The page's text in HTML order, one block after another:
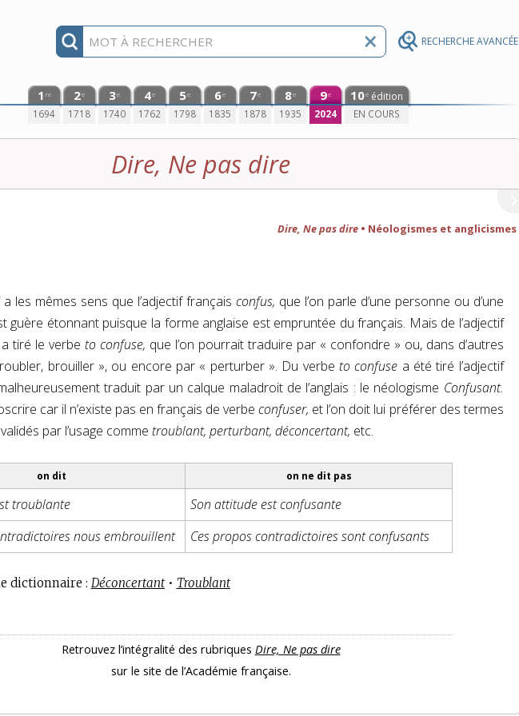
RECHERCHE AVANCÉE
1 re
1694
2e
1718
3e
1740
4e
1762
5e
1798
6e
1835
7e
1878
8e
1935
9e
2024
10e édition
EN COURS
Dire, Ne pas dire
Dire, Ne pas dire• Néologismes et anglicismes
a les mêmes sens que l’adjectif français confus, que l’on parle d’une personne ou d’une
guère étonnant puisque la forme anglaise est empruntée du français. Mais de l’adjectif
a tiré le verbeto confuse, que l’on pourrait traduire par « confondre » ou, dans d’autres
brouiller », ou encore par « perturber ». Du verbeto confuse a été tiré l’adjectif
traduit par un calque maladroit de l’anglais : le néologisme Confusant.
car il n’existe pas en français de verbeconfuser, et l’on doit lui préférer des termes
par l’usage commetroublant, perturbant, déconcertant, etc.
on dit on ne dit pas
troublante
Son attitude est confusante
nous embrouillent
Ces propos contradictoires sont confusants
dictionnaire : Déconcertant• Troublant
Retrouvez l’intégralité des rubriques Dire, Ne pas dire
sur le site de l’Académie française.